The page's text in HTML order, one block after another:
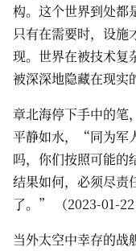
构。这个世界到处都
只有在需要时，设施
现。世界在被技术复
被深深地隐藏在现实
章北海停下手中的笔
平静如水，“同为军
吗，你们按照可能的
结果如何，必须尽责
了。” （2023-01-22
当外太空中幸存的战